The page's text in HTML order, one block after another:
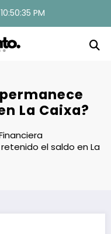
10:50:36 PM
La Caixa?
el saldo en La